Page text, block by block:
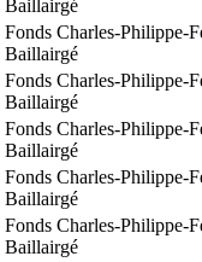
Baillairgé
Fonds Charles-Philippe-
Baillairgé
Fonds Charles-Philippe-
Baillairgé
Fonds Charles-Philippe-
Baillairgé
Fonds Charles-Philippe-
Baillairgé
Fonds Charles-Philippe-
Baillairgé